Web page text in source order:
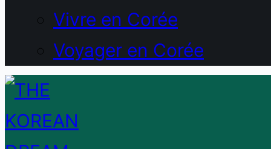
Vivre en Corée
Voyager en Corée